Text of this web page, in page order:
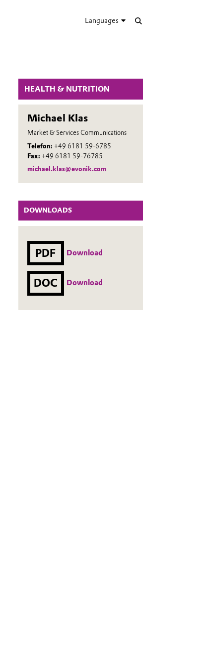
Languages
HEALTH & NUTRITION
Michael Klas
Market & Services Communications
Telefon: +49 6181 59-6785
Fax: +49 6181 59-76785
michael.klas@evonik.com
DOWNLOADS
PDF Download
DOC Download